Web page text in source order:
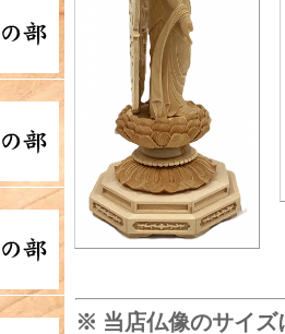
※ 当店仏像のサイ